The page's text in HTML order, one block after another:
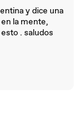
y dice una
la mente,
. saludos